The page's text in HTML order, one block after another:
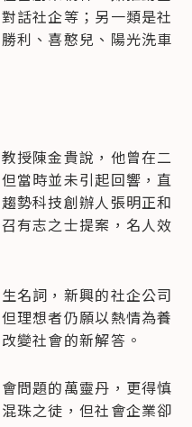
話社企等；另一類是社
利、喜憨兒、陽光洗車
授陳金貴說，他曾在二
當時並未引起回響，直
勢科技創辦人張明正和
有志之士提案，名人效
名詞，新興的社企公司
理想者仍願以熱情為養
變社會的新解答。
問題的萬靈丹，更得慎
珠之徒，但社會企業卻